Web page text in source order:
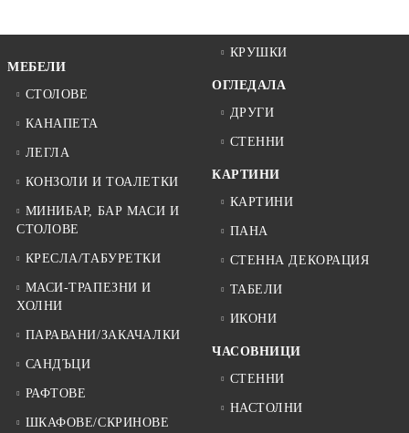
МЕБЕЛИ
СТОЛОВЕ
КАНАПЕТА
ЛЕГЛА
КОНЗОЛИ И ТОАЛЕТКИ
МИНИБАР, БАР МАСИ И
СТОЛОВЕ
КРЕСЛА/ТАБУРЕТКИ
МАСИ-ТРАПЕЗНИ И
ХОЛНИ
ПАРАВАНИ/ЗАКАЧАЛКИ
САНДЪЦИ
РАФТОВЕ
ШКАФОВЕ/СКРИНОВЕ
КРУШКИ
ОГЛЕДАЛА
ДРУГИ
СТЕННИ
КАРТИНИ
КАРТИНИ
ПАНА
СТЕННА ДЕКОРАЦИЯ
ТАБЕЛИ
ИКОНИ
ЧАСОВНИЦИ
СТЕННИ
НАСТОЛНИ